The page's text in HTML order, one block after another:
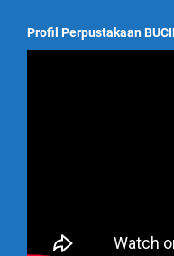
Profil Perpustakaan